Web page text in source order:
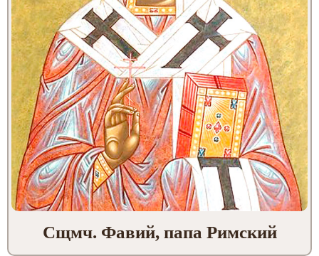
Сщмч. Фавий, папа Римский